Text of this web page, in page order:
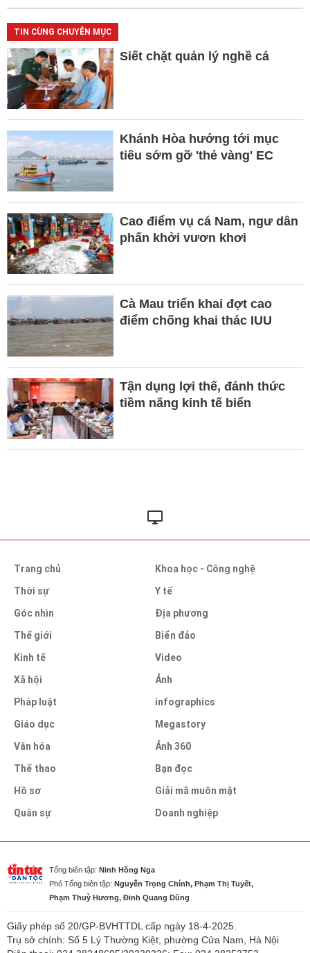
TIN CÙNG CHUYÊN MỤC
Siết chặt quản lý nghề cá
Khánh Hòa hướng tới mục
tiêu sớm gỡ 'thẻ vàng' EC
Cao điểm vụ cá Nam, ngư dân
phấn khởi vươn khơi
Cà Mau triển khai đợt cao
điểm chống khai thác IUU
Tận dụng lợi thế, đánh thức
tiềm năng kinh tế biển
Trang chủ
Thời sự
Góc nhìn
Thế giới
Kinh tế
Xã hội
Pháp luật
Giáo dục
Văn hóa
Thể thao
Hồ sơ
Quân sự
Khoa học - Công nghệ
Y tế
Địa phương
Biển đảo
Video
Ảnh
infographics
Megastory
Ảnh 360
Bạn đọc
Giải mã muôn mặt
Doanh nghiệp
Tổng biên tập: Ninh Hồng Nga
Phó Tổng biên tập: Nguyễn Trọng Chính, Phạm Thị Tuyết,
Phạm Thuỳ Hương, Đinh Quang Dũng
Giấy phép số 20/GP-BVHTTDL cấp ngày 18-4-2025.
Trụ sở chính: Số 5 Lý Thường Kiệt, phường Cửa Nam, Hà Nội